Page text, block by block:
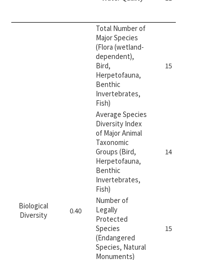
Biological
Diversity
0.40
Total Number of
Major Species
(Flora (wetland-
dependent),
Bird,
Herpetofauna,
Benthic
Invertebrates,
Fish)
15
Average Species
Diversity Index
of Major Animal
Taxonomic
Groups (Bird,
Herpetofauna,
Benthic
Invertebrates,
Fish)
14
Number of
Legally
Protected
Species
(Endangered
Species, Natural
Monuments)
15